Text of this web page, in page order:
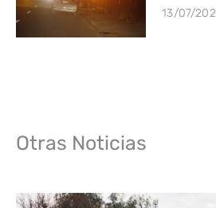
13/07/
Otras Noticias